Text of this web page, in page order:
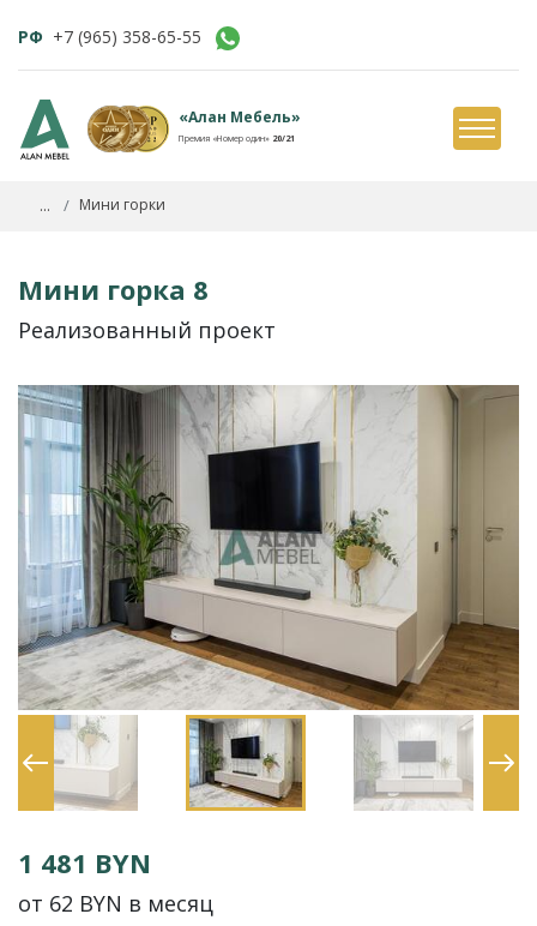
РФ +7 (965) 358-65-55
«Алан Мебель»
Премия «Номер один» 20/21
... Мини горки
Мини горка 8
Реализованный проект
1 481 BYN
от 62 BYN в месяц